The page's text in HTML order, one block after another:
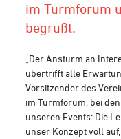
im Turmforum
begrüßt.
„Der Ansturm an
übertrifft alle
Vorsitzender des
im Turmforum, bei
unseren Events: Die
unser Konzept voll